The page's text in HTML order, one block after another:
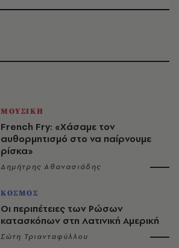
ΜΟΥΣΙΚΗ
French Fry: «Χάσαμε τον
αυθορμητισμό στο να παίρνουμε
ρίσκα»
Δημήτρης Αθανασιάδης
ΚΟΣΜΟΣ
Οι περιπέτειες των Ρώσων
κατασκόπων στη Λατινική Αμερική
Σώτη Τριανταφύλλου